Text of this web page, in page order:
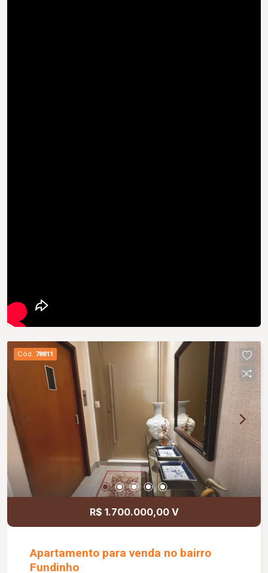
Cód. 78811
R$ 1.700.000,00 V
Apartamento para venda no bairro
Fundinho